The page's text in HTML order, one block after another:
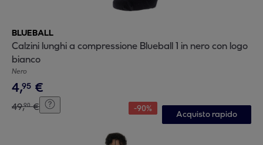
BLUEBALL
Calzini lunghi a compressione Blueball 1 in nero con logo
bianco
Nero
4,95 €
49,90 € -90%
Acquisto rapido